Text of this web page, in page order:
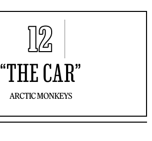
12
“THE CAR”
ARCTIC MONKEYS